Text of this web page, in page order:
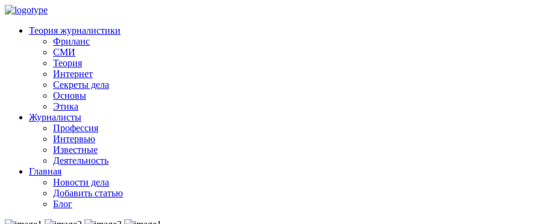
Теория журналистики
Фриланс
СМИ
Теория
Интернет
Секреты дела
Основы
Этика
Журналисты
Профессия
Интервью
Известные
Деятельность
Главная
Новости дела
Добавить статью
Блог